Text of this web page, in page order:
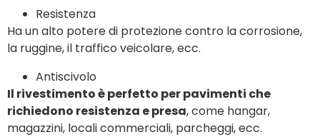
Resistenza
Ha un alto potere di protezione contro la corrosione,
la ruggine, il traffico veicolare, ecc.
Antiscivolo
Il rivestimento è perfetto per pavimenti che
richiedono resistenza e presa, come hangar,
magazzini, locali commerciali, parcheggi, ecc.